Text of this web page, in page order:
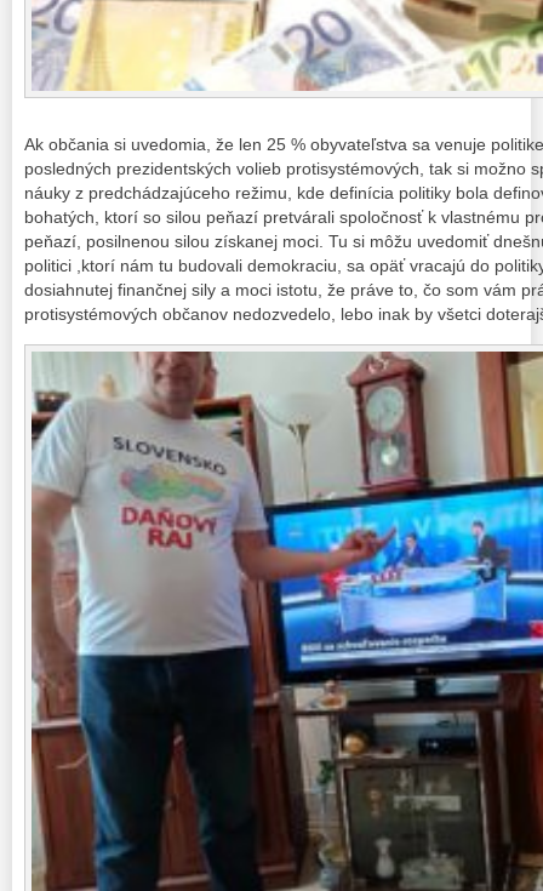
Ak občania si uvedomia, že len 25 % obyvateľstva sa venuje
posledných prezidentských volieb protisystémových, tak si možno
náuky z predchádzajúceho režimu, kde definícia politiky bola
bohatých, ktorí so silou peňazí pretvárali spoločnosť k vlastnému
peňazí, posilnenou silou získanej moci. Tu si môžu uvedomiť
politici ,ktorí nám tu budovali demokraciu, sa opäť vracajú do
dosiahnutej finančnej sily a moci istotu, že práve to, čo som vám
protisystémových občanov nedozvedelo, lebo inak by všetci